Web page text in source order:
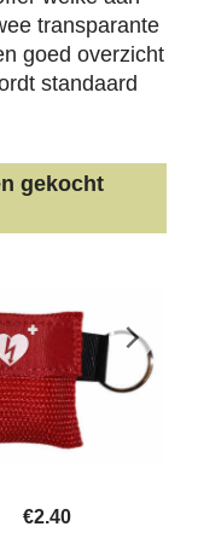
transparante
goed overzicht
standaard
gekocht
€2.40